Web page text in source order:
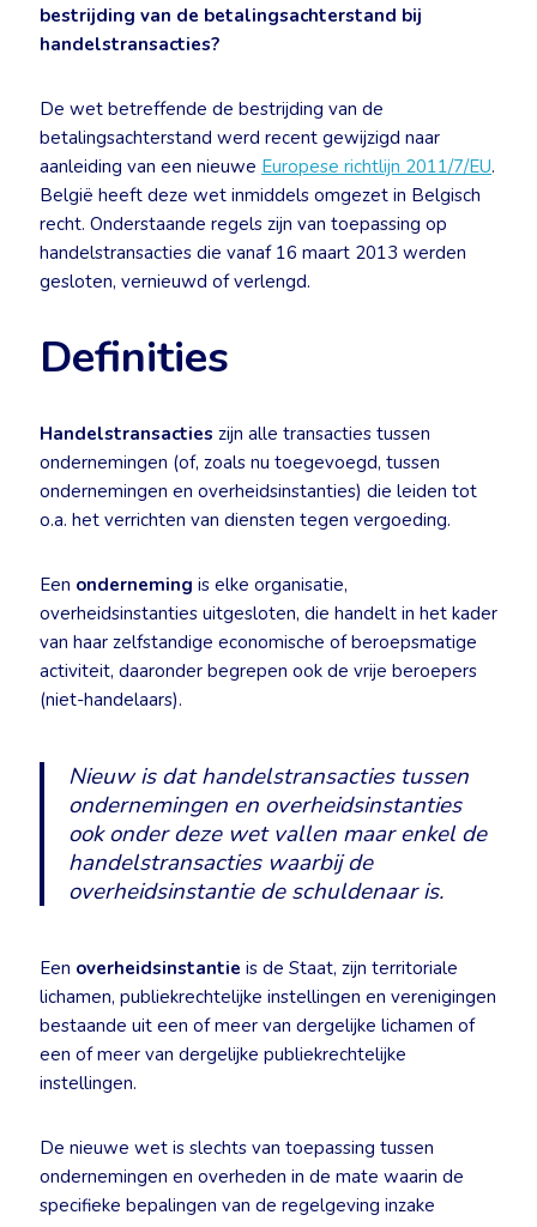
bestrijding van de betalingsachterstand bij
handelstransacties?
De wet betreffende de bestrijding van de
betalingsachterstand werd recent gewijzigd naar
aanleiding van een nieuwe Europese richtlijn 2011/7/EU.
België heeft deze wet inmiddels omgezet in Belgisch
recht. Onderstaande regels zijn van toepassing op
handelstransacties die vanaf 16 maart 2013 werden
gesloten, vernieuwd of verlengd.
Definities
Handelstransacties zijn alle transacties tussen
ondernemingen (of, zoals nu toegevoegd, tussen
ondernemingen en overheidsinstanties) die leiden tot
o.a. het verrichten van diensten tegen vergoeding.
Een onderneming is elke organisatie,
overheidsinstanties uitgesloten, die handelt in het kader
van haar zelfstandige economische of beroepsmatige
activiteit, daaronder begrepen ook de vrije beroepers
(niet-handelaars).
Nieuw is dat handelstransacties tussen
ondernemingen en overheidsinstanties
ook onder deze wet vallen maar enkel de
handelstransacties waarbij de
overheidsinstantie de schuldenaar is.
Een overheidsinstantie is de Staat, zijn territoriale
lichamen, publiekrechtelijke instellingen en verenigingen
bestaande uit een of meer van dergelijke lichamen of
een of meer van dergelijke publiekrechtelijke
instellingen.
De nieuwe wet is slechts van toepassing tussen
ondernemingen en overheden in de mate waarin de
specifieke bepalingen van de regelgeving inzake